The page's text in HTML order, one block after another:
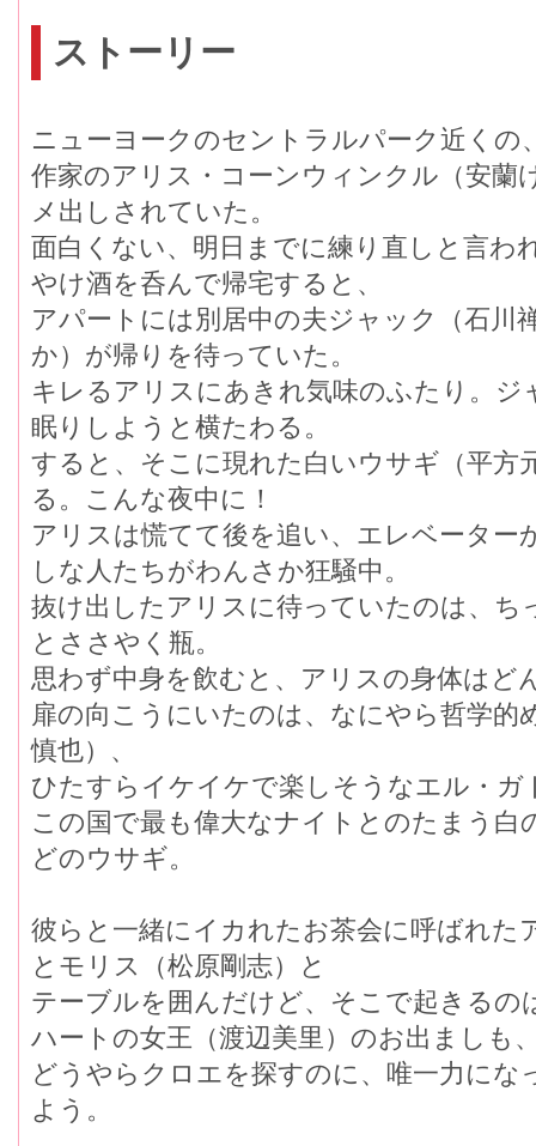
ストーリー
ニューヨークのセントラルパーク近くの
作家のアリス・コーンウィンクル（安蘭
メ出しされていた。
面白くない、明日までに練り直しと言わ
やけ酒を呑んで帰宅すると、
アパートには別居中の夫ジャック（石川
か）が帰りを待っていた。
キレるアリスにあきれ気味のふたり。
眠りしようと横たわる。
すると、そこに現れた白いウサギ（平方
る。こんな夜中に！
アリスは慌てて後を追い、エレベーター
しな人たちがわんさか狂騒中。
抜け出したアリスに待っていたのは、ち
とささやく瓶。
思わず中身を飲むと、アリスの身体は
扉の向こうにいたのは、なにやら哲学的
慎也）、
ひたすらイケイケで楽しそうなエル・ガ
この国で最も偉大なナイトとのたまう白
どのウサギ。
彼らと一緒にイカれたお茶会に呼ばれた
とモリス（松原剛志）と
テーブルを囲んだけど、そこで起きるの
ハートの女王（渡辺美里）のお出ましも
どうやらクロエを探すのに、唯一力にな
よう。